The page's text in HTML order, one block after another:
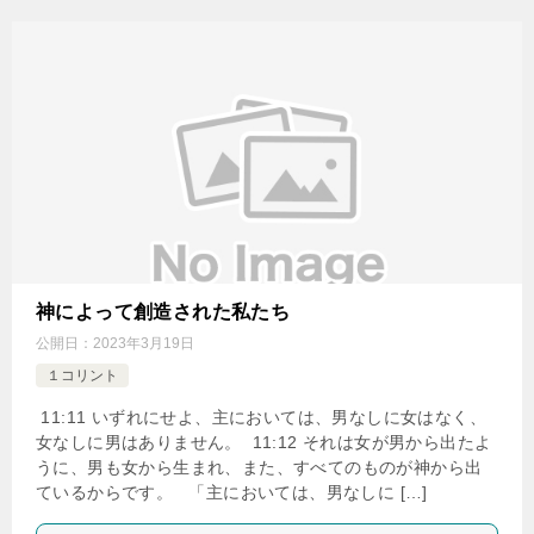
神によって創造された私たち
公開日： 2023年3月19日
１コリント
11:11 いずれにせよ、主においては、男なしに女はなく、
女なしに男はありません。 11:12 それは女が男から出たよ
うに、男も女から生まれ、また、すべてのものが神から出
ているからです。 「主においては、男なしに […]